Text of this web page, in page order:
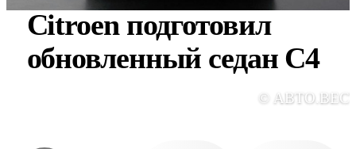
Citroen подготовил
обновленный седан С4
©